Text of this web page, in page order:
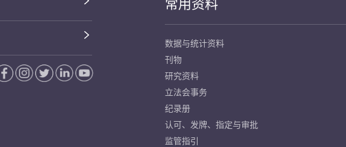
常用资料
数据与统计资料
刊物
研究资料
立法会事务
纪录册
认可、发牌、指定与审批
监管指引